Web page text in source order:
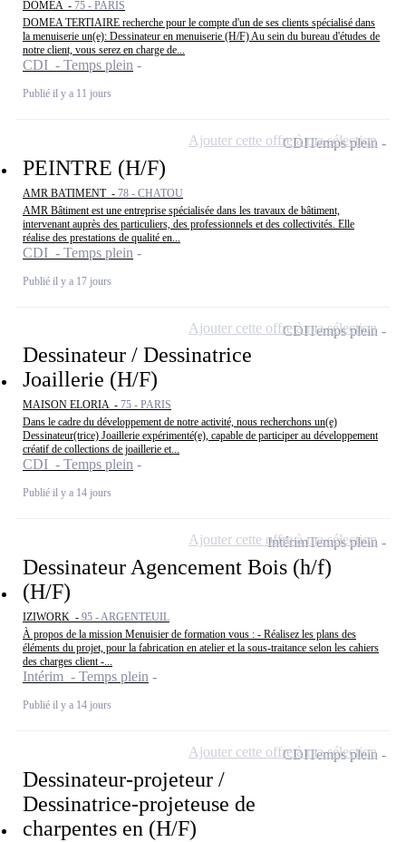
DOMEA - 75 - PARIS
DOMEA TERTIAIRE recherche pour le compte d'un de ses clients spécialisé dans
la menuiserie un(e): Dessinateur en menuiserie (H/F) Au sein du bureau d'études de
notre client, vous serez en charge de...
CDI - Temps plein
Publié il y a 11 jours
PEINTRE (H/F)
AMR BATIMENT - 78 - CHATOU
AMR Bâtiment est une entreprise spécialisée dans les travaux de bâtiment,
intervenant auprès des particuliers, des professionnels et des collectivités. Elle
réalise des prestations de qualité en...
CDI - Temps plein
Publié il y a 17 jours
CDITemps plein
Ajouter cette offre à ma sélection
Dessinateur / Dessinatrice
Joaillerie (H/F)
MAISON ELORIA - 75 - PARIS
Dans le cadre du développement de notre activité, nous recherchons un(e)
Dessinateur(trice) Joaillerie expérimenté(e), capable de participer au développement
créatif de collections de joaillerie et...
CDI - Temps plein
Publié il y a 14 jours
CDITemps plein
Ajouter cette offre à ma sélection
Dessinateur Agencement Bois (h/f)
(H/F)
IZIWORK - 95 - ARGENTEUIL
À propos de la mission Menuisier de formation vous : - Réalisez les plans des
éléments du projet, pour la fabrication en atelier et la sous-traitance selon les cahiers
des charges client -...
Intérim - Temps plein
Publié il y a 14 jours
IntérimTemps plein
Ajouter cette offre à ma sélection
Dessinateur-projeteur /
Dessinatrice-projeteuse de
charpentes en (H/F)
CDITemps plein
Ajouter cette offre à ma sélection